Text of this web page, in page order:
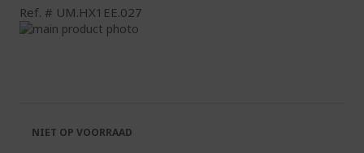
Ref. UM.HX1EE.027
Ga
afbeeldingen-
gallerij
afbeeldingen-
NIET OP VOORRAAD